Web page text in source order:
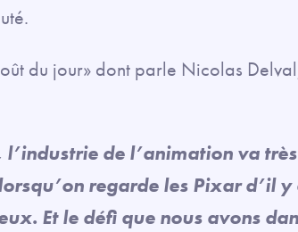
du jour» dont parle Nicolas
de l’animation va
regarde les Pixar d’il
Et le défi que nous avons